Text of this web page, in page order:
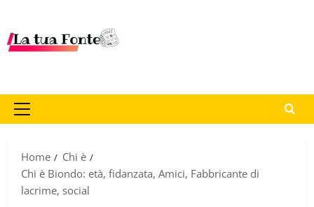
Home
Chi è
Chi è Biondo: età, fidanzata, Amici, Fabbricante di
lacrime, social